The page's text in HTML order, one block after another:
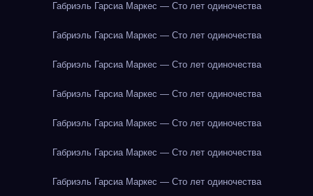
Габриэль Гарсиа Маркес — Сто лет одиночества
Габриэль Гарсиа Маркес — Сто лет одиночества
Габриэль Гарсиа Маркес — Сто лет одиночества
Габриэль Гарсиа Маркес — Сто лет одиночества
Габриэль Гарсиа Маркес — Сто лет одиночества
Габриэль Гарсиа Маркес — Сто лет одиночества
Габриэль Гарсиа Маркес — Сто лет одиночества